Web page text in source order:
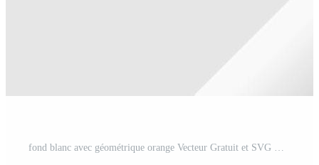
fond blanc avec géométrique orange Vecteur Gratuit et SVG Gratuit